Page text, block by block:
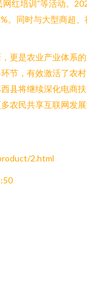
红培训”等活动。
。同时与大型商超、
更是农业产业体系
节，有效激活了农
县将继续深化电商
农民共享互联网发
2.html